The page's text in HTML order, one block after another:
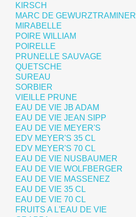
KIRSCH
MARC DE GEWURZTRAMINER
MIRABELLE
POIRE WILLIAM
POIRELLE
PRUNELLE SAUVAGE
QUETSCHE
SUREAU
SORBIER
VIEILLE PRUNE
EAU DE VIE JB ADAM
EAU DE VIE JEAN SIPP
EAU DE VIE MEYER'S
EDV MEYER'S 35 CL
EDV MEYER'S 70 CL
EAU DE VIE NUSBAUMER
EAU DE VIE WOLFBERGER
EAU DE VIE MASSENEZ
EAU DE VIE 35 CL
EAU DE VIE 70 CL
FRUITS A L'EAU DE VIE